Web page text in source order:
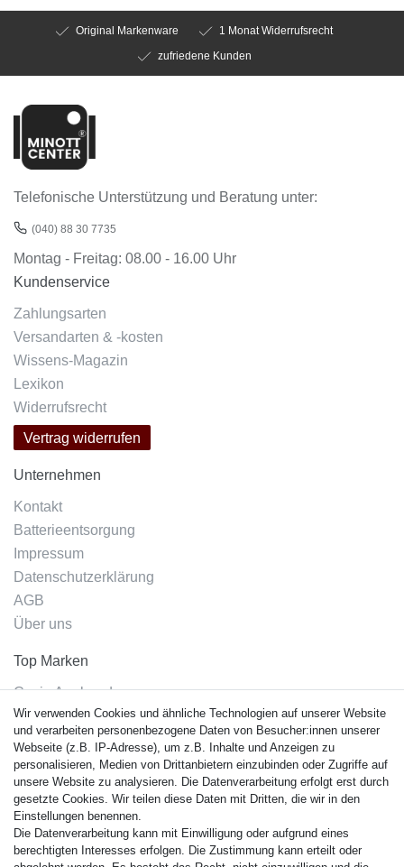
Original Markenware
1 Monat Widerrufsrecht
zufriedene Kunden
Telefonische Unterstützung und Beratung unter:
(040) 88 30 7735
Montag - Freitag: 08.00 - 16.00 Uhr
Kundenservice
Zahlungsarten
Versandarten & -kosten
Wissens-Magazin
Lexikon
Widerrufsrecht
Vertrag widerrufen
Unternehmen
Kontakt
Batterieentsorgung
Impressum
Datenschutzerklärung
AGB
Über uns
Top Marken
Casio Armband
Festina Armband
Citizen Armband
M. Lacroix Armband
J. Lemans Armband
Uhrenarmbänder - Alle
Sicherheit
Wir verwenden Cookies und ähnliche Technologien auf unserer Website
und verarbeiten personenbezogene Daten von Besucher:innen unserer
Webseite (z.B. IP-Adresse), um z.B. Inhalte und Anzeigen zu
personalisieren, Medien von Drittanbietern einzubinden oder Zugriffe auf
unsere Website zu analysieren. Die Datenverarbeitung erfolgt erst durch
gesetzte Cookies. Wir teilen diese Daten mit Dritten, die wir in den
Einstellungen benennen.
Die Datenverarbeitung kann mit Einwilligung oder aufgrund eines
berechtigten Interesses erfolgen. Die Zustimmung kann erteilt oder